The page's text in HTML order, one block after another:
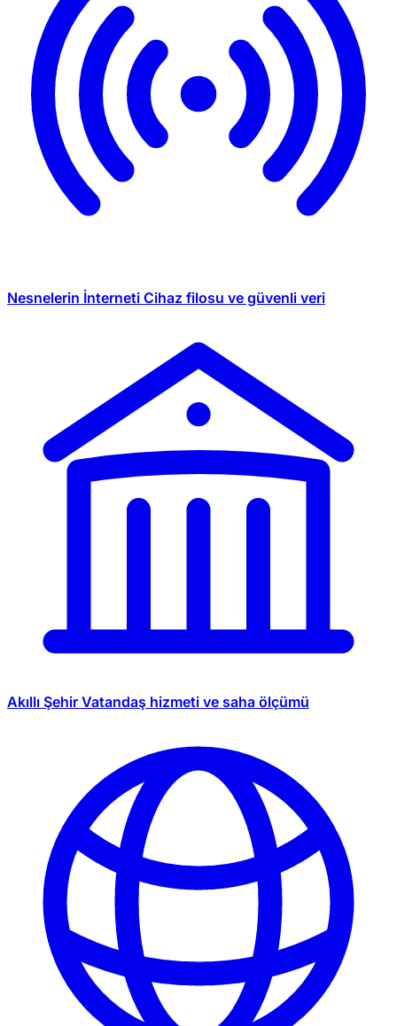
Nesnelerin İnterneti Cihaz filosu ve güvenli veri
Akıllı Şehir Vatandaş hizmeti ve saha ölçümü